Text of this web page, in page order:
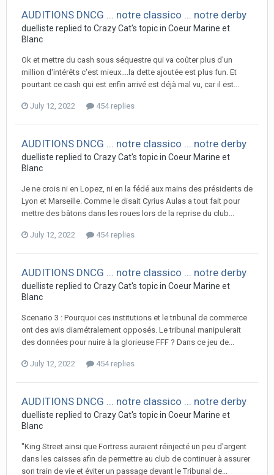
AUDITIONS DNCG ... notre classico ... notre derby
duelliste replied to Crazy Cat's topic in Coeur Marine et
Blanc
Ok et mettre du cash sous séquestre qui va coûter plus d'un
million d'intérêts c'est mieux....la dette ajoutée est plus fun. Et
pourtant ce cash qui est enfin arrivé est déjà mal vu, car il est...
July 12, 2022 454 replies
AUDITIONS DNCG ... notre classico ... notre derby
duelliste replied to Crazy Cat's topic in Coeur Marine et
Blanc
Je ne crois ni en Lopez, ni en la fédé aux mains des présidents de
Lyon et Marseille. Comme le disait Cyrius Aulas a tout fait pour
mettre des bâtons dans les roues lors de la reprise du club...
July 12, 2022 454 replies
AUDITIONS DNCG ... notre classico ... notre derby
duelliste replied to Crazy Cat's topic in Coeur Marine et
Blanc
Scenario 3 : Pourquoi ces institutions et le tribunal de commerce
ont des avis diamétralement opposés. Le tribunal manipulerait
des données pour nuire à la glorieuse FFF ? Dans ce jeu de...
July 12, 2022 454 replies
AUDITIONS DNCG ... notre classico ... notre derby
duelliste replied to Crazy Cat's topic in Coeur Marine et
Blanc
"King Street ainsi que Fortress auraient réinjecté un peu d'argent
dans les caisses afin de permettre au club de continuer à assurer
son train de vie et éviter un passage devant le Tribunal de...